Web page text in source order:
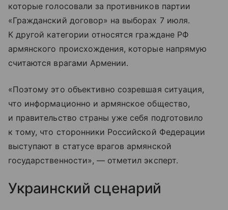
которые голосовали за противников партии
«Гражданский договор» на выборах 7 июля.
К другой категории относятся граждане РФ
армянского происхождения, которые напрямую
считаются врагами Армении.
«Поэтому это объективно созревшая ситуация,
что информационно и армянское общество,
и правительство страны уже себя подготовило
к тому, что сторонники Российской Федерации
выступают в статусе врагов армянской
государственности», — отметил эксперт.
Украинский сценарий